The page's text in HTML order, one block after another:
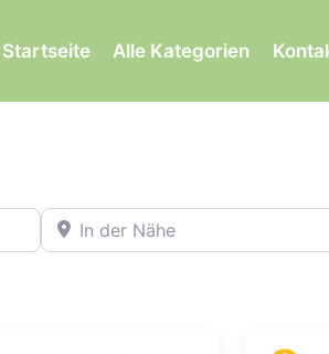
Startseite Alle Kategorien
In der Nähe